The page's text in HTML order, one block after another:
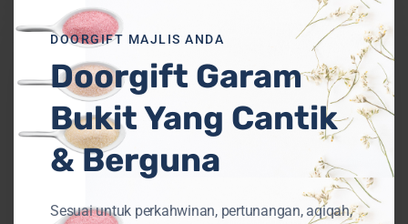
WAJIB
Garam
Beriodin
di
Malaysia
DOORGIFT MAJLIS ANDA
Doorgift Garam
Bukit Yang Cantik
& Berguna
Sesuai untuk perkahwinan, pertunangan, aqiqah,